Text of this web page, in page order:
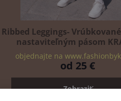
Ribbed Leggings-
nastaviteľným pásom
objednajte na
od 25 €
Zobraziť